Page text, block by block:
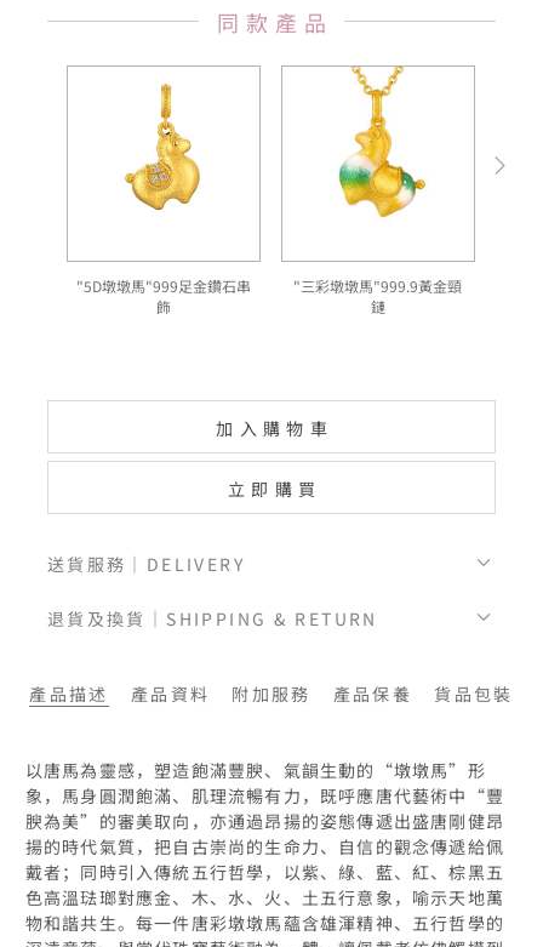
同款產品
"5D墩墩馬"999足金鑽石串
飾
"三彩墩墩馬"999.9黃金頸
鏈
加入購物車
立即購買
送貨服務｜DELIVERY
退貨及換貨｜SHIPPING & RETURN
產品描述 產品資料 附加服務 產品保養 貨品包裝
以唐馬為靈感，塑造飽滿豐腴、氣韻生動的“墩墩馬”形
象，馬身圓潤飽滿、肌理流暢有力，既呼應唐代藝術中“豐
腴為美”的審美取向，亦通過昂揚的姿態傳遞出盛唐剛健昂
揚的時代氣質，把自古崇尚的生命力、自信的觀念傳遞給佩
戴者；同時引入傳統五行哲學，以紫、綠、藍、紅、棕黑五
色高溫琺瑯對應金、木、水、火、土五行意象，喻示天地萬
物和諧共生。每一件唐彩墩墩馬蘊含雄渾精神、五行哲學的